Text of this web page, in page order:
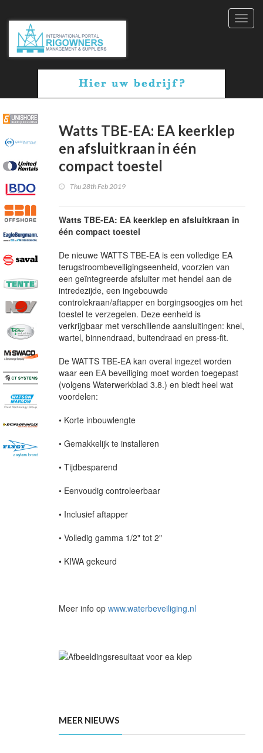
Watts TBE-EA: EA keerklep
en afsluitkraan in één
compact toestel
Thu 28th Feb 2019
Watts TBE-EA: EA keerklep en afsluitkraan in
één compact toestel
De nieuwe WATTS TBE-EA is een volledige EA
terugstroombeveiligingseenheid, voorzien van
een geïntegreerde afsluiter met hendel aan de
intredezijde, een ingebouwde
controlekraan/aftapper en borgingsoogjes om het
toestel te verzegelen. Deze eenheid is
verkrijgbaar met verschillende aansluitingen: knel,
wartel, binnendraad, buitendraad en press-fit.
De WATTS TBE-EA kan overal ingezet worden
waar een EA beveiliging moet worden toegepast
(volgens Waterwerkblad 3.8.) en biedt heel wat
voordelen:
• Korte inbouwlengte
• Gemakkelijk te installeren
• Tijdbesparend
• Eenvoudig controleerbaar
• Inclusief aftapper
• Volledig gamma 1/2" tot 2"
• KIWA gekeurd
Meer info op www.waterbeveiliging.nl
MEER NIEUWS